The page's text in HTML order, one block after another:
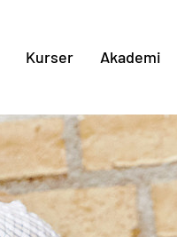
Kurser Akademi